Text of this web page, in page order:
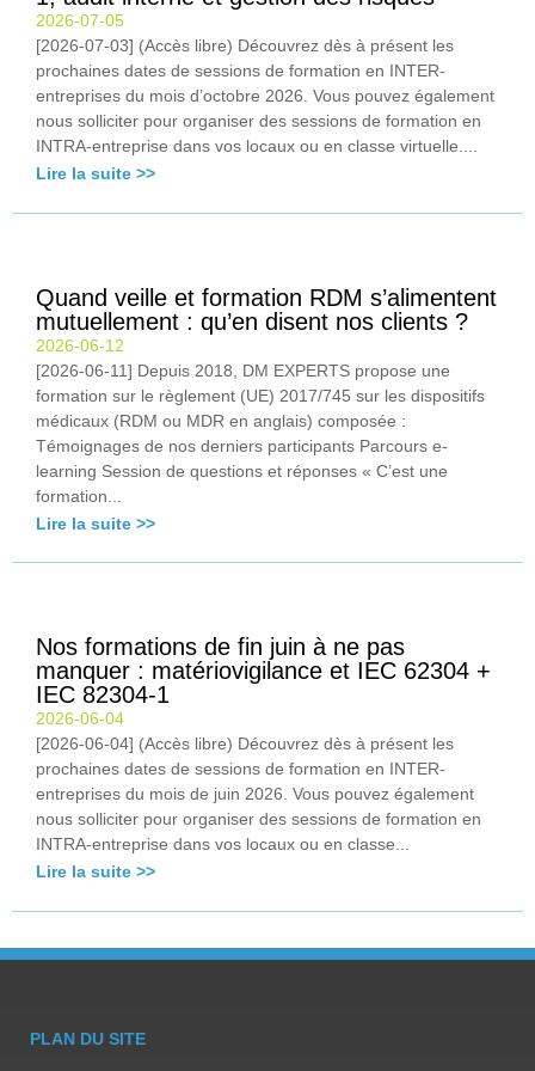
2026-07-05
[2026-07-03] (Accès libre) Découvrez dès à présent les
prochaines dates de sessions de formation en INTER-
entreprises du mois d’octobre 2026. Vous pouvez également
nous solliciter pour organiser des sessions de formation en
INTRA-entreprise dans vos locaux ou en classe virtuelle....
Lire la suite >>
Quand veille et formation RDM s’alimentent
mutuellement : qu’en disent nos clients ?
2026-06-12
[2026-06-11] Depuis 2018, DM EXPERTS propose une
formation sur le règlement (UE) 2017/745 sur les dispositifs
médicaux (RDM ou MDR en anglais) composée :
Témoignages de nos derniers participants Parcours e-
learning Session de questions et réponses « C’est une
formation...
Lire la suite >>
Nos formations de fin juin à ne pas
manquer : matériovigilance et IEC 62304 +
IEC 82304-1
2026-06-04
[2026-06-04] (Accès libre) Découvrez dès à présent les
prochaines dates de sessions de formation en INTER-
entreprises du mois de juin 2026. Vous pouvez également
nous solliciter pour organiser des sessions de formation en
INTRA-entreprise dans vos locaux ou en classe...
Lire la suite >>
PLAN DU SITE